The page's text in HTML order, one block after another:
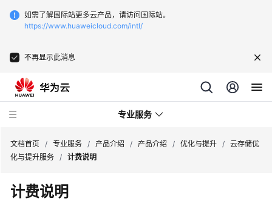
如需了解国际站更多云产品，请访问国际站。
https://www.huaweicloud.com/intl/
不再显示此消息
专业服务
服
务
文档首页 / 专业服务 / 产品介绍 / 产品介绍 / 优化与提升 / 云存储优
化与提升服务 / 计费说明
计费说明